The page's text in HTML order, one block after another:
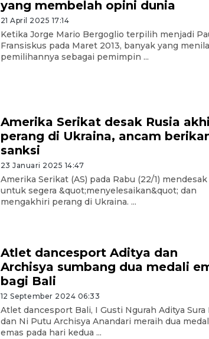
yang membelah opini dunia
21 April 2025 17:14
Ketika Jorge Mario Bergoglio terpilih menjadi
Fransiskus pada Maret 2013, banyak yang
pemilihannya sebagai pemimpin ...
Amerika Serikat desak Rusia
perang di Ukraina, ancam
sanksi
23 Januari 2025 14:47
Amerika Serikat (AS) pada Rabu (22/1) mendesak
untuk segera &quot;menyelesaikan&quot; dan
mengakhiri perang di Ukraina. ...
Atlet dancesport Aditya dan
Archisya sumbang dua medali
bagi Bali
12 September 2024 06:33
Atlet dancesport Bali, I Gusti Ngurah Aditya Sura
dan Ni Putu Archisya Anandari meraih dua
emas pada hari kedua ...